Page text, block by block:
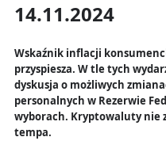
14.11.2024
Wskaźnik inflacji
przyspiesza. W tle tych
dyskusja o możliwych
personalnych w Rezerwie
wyborach. Kryptowaluty nie
tempa.